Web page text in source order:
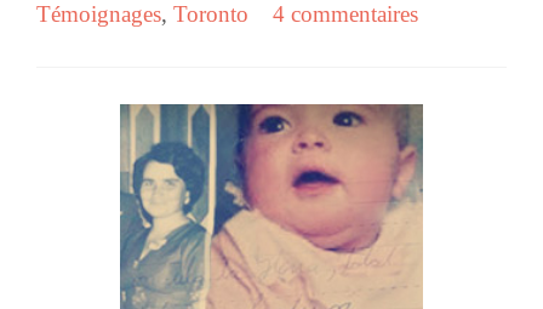
Témoignages, Toronto 4 commentaires